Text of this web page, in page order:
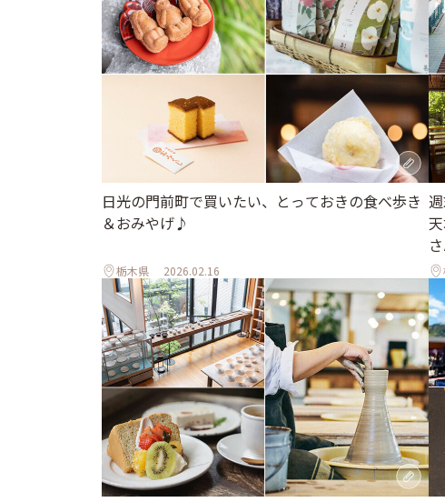
日光の門前町で買いたい、とっておきの食べ歩き
＆おみやげ♪
栃木県 2026.02.16